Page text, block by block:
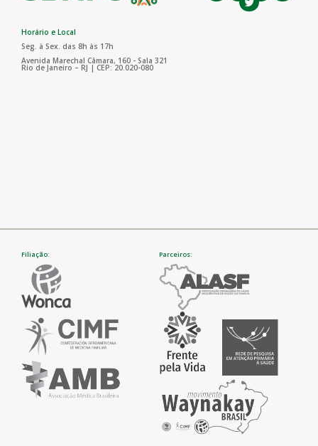
Horário e Local
Seg. à Sex. das 8h às 17h
Avenida Marechal Câmara, 160 - Sala 321
Rio de Janeiro – RJ | CEP: 20.020-080
Filiação: Parceiros: